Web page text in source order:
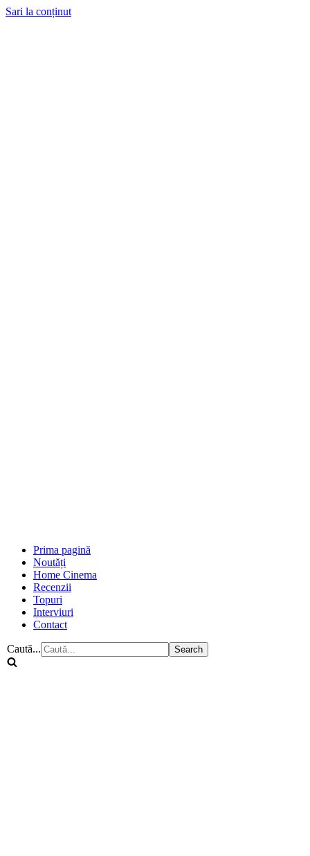
Sari la conținut
Prima pagină
Noutăți
Home Cinema
Recenzii
Topuri
Interviuri
Contact
Caută...